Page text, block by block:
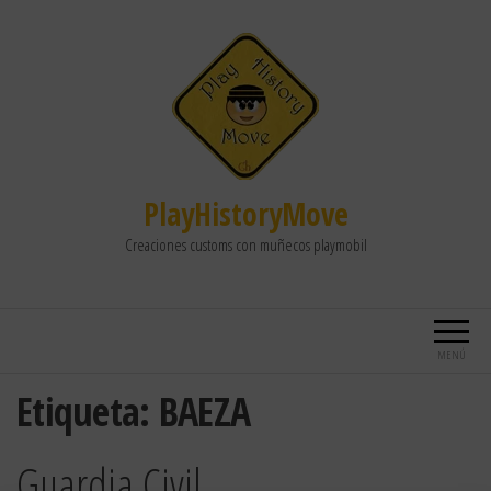
PlayHistoryMove
Creaciones customs con muñecos playmobil
MENÚ
Etiqueta: BAEZA